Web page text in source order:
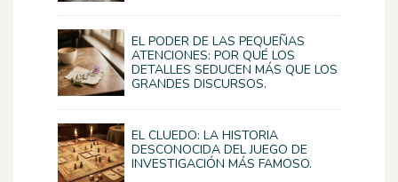
EL PODER DE LAS PEQUEÑAS
ATENCIONES: POR QUÉ LOS
DETALLES SEDUCEN MÁS QUE LOS
GRANDES DISCURSOS.
EL CLUEDO: LA HISTORIA
DESCONOCIDA DEL JUEGO DE
INVESTIGACIÓN MÁS FAMOSO.